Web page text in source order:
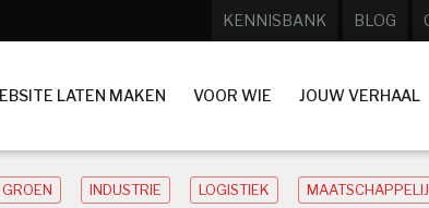
KENNISBANK BLOG
LATEN MAKEN VOOR WIE JOUW VERHAAL
GROEN INDUSTRIE LOGISTIEK